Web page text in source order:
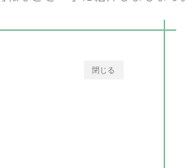
閉じる